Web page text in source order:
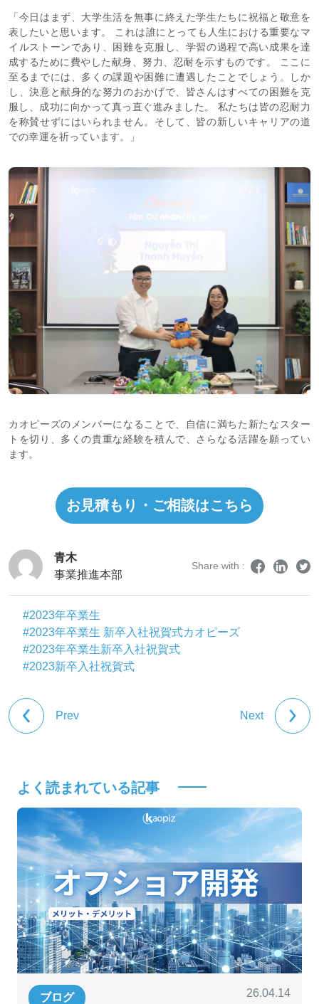
「今日はまず、大学生活を無事に終えた学生たちに祝福と敬意を
表したいと思います。 これは誰にとっても人生における重要なマ
イルストーンであり、困難を克服し、学習の過程で高い成果を達
成するために費やした献身、努力、忍耐を示すものです。 ここに
至るまでには、多くの課題や困難に遭遇したことでしょう。しか
し、決意と献身的な努力のおかげで、皆さんはすべての困難を克
服し、成功に向かって真っ直ぐ進みました。 私たちは皆の忍耐力
を称賛せずにはいられません。そして、皆の新しいキャリアの道
での幸運を祈っています。」
カオピーズのメンバーになることで、自信に満ちた新たなスター
トを切り、多くの貴重な経験を積んで、さらなる活躍を願ってい
ます。
お見積もり・ご相談はこちら
青木
事業推進本部
Share with :
#2023年卒業生
#2023年卒業生 新卒入社祝賀式カオピーズ
#2023年卒業生新卒入社祝賀式
#2023新卒入社祝賀式
Prev Next
よく読まれている記事
ブログ 26.04.14